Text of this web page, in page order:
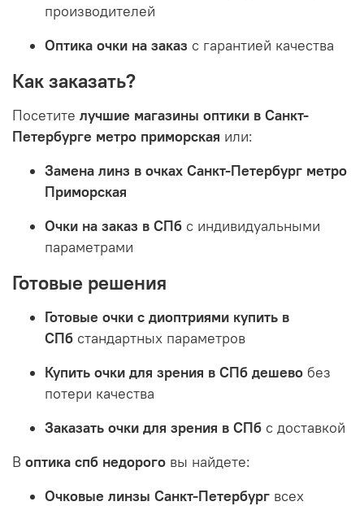
производителей
Оптика очки на заказ с гарантией качества
Как заказать?
Посетите лучшие магазины оптики в Санкт-
Петербурге метро приморская или:
Замена линз в очках Санкт-Петербург метро
Приморская
Очки на заказ в СПб с индивидуальными
параметрами
Готовые решения
Готовые очки с диоптриями купить в
СПб стандартных параметров
Купить очки для зрения в СПб дешево без
потери качества
Заказать очки для зрения в СПб с доставкой
В оптика спб недорого вы найдете:
Очковые линзы Санкт-Петербург всех